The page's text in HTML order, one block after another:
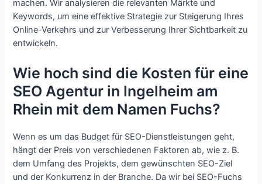
machen. Wir analysieren die relevanten Märkte und
Keywords, um eine effektive Strategie zur Steigerung Ihres
Online-Verkehrs und zur Verbesserung Ihrer Sichtbarkeit zu
entwickeln.
Wie hoch sind die Kosten für eine
SEO Agentur in Ingelheim am
Rhein mit dem Namen Fuchs?
Wenn es um das Budget für SEO-Dienstleistungen geht,
hängt der Preis von verschiedenen Faktoren ab, wie z. B.
dem Umfang des Projekts, dem gewünschten SEO-Ziel
und der Konkurrenz in der Branche. Da wir bei SEO-Fuchs